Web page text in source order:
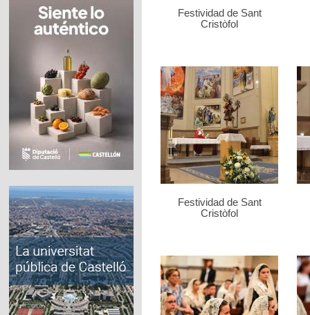
Festividad de Sant
Cristòfol
Festividad de Sant
Cristòfol